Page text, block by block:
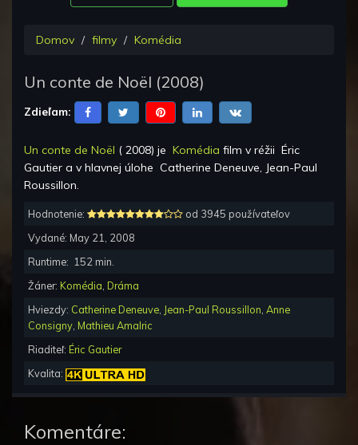
Domov filmy Komédia
Un conte de Noël (2008)
Zdieľam:
Un conte de Noël ( 2008) je Komédia film v réžii Éric
Gautier a v hlavnej úlohe Catherine Deneuve, Jean-Paul
Roussillon.
Hodnotenie:
od 3945 používateľov
Vydané: May 21, 2008
Runtime: 152 min.
Žáner: Komédia Dráma
Hviezdy: Catherine Deneuve Jean-Paul Roussillon Anne
Consigny Mathieu Amalric
Riaditeľ: Éric Gautier
Kvalita:
Komentáre: